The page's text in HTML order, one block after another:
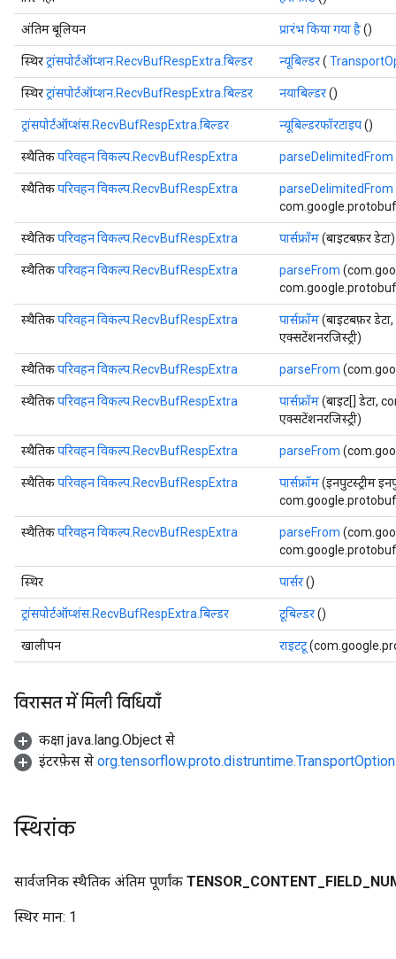
अंतिम बूलियन प्रारंभ किया गया है()
स्थिरट्रांसपोर्टऑप्शन.RecvBufRespExtra.बिल्डर न्यूबिल्डर(
स्थिरट्रांसपोर्टऑप्शन.RecvBufRespExtra.बिल्डर नयाबिल्डर()
ट्रांसपोर्टऑप्शंस.RecvBufRespExtra.बिल्डर न्यूबिल्डरफॉरटाइप()
स्थैतिकपरिवहन विकल्प.RecvBufRespExtra parseDelimitedFrom
स्थैतिकपरिवहन विकल्प.RecvBufRespExtra parseDelimitedFrom
स्थैतिकपरिवहन विकल्प.RecvBufRespExtra पार्सफ्रॉम(बाइटबफ़र डेटा)
स्थैतिकपरिवहन विकल्प.RecvBufRespExtra parseFrom
स्थैतिकपरिवहन विकल्प.RecvBufRespExtra पार्सफ्रॉम(बाइटबफ़र
एक्सटेंशनरजिस्ट्री)
स्थैतिकपरिवहन विकल्प.RecvBufRespExtra parseFrom
स्थैतिकपरिवहन विकल्प.RecvBufRespExtra पार्सफ्रॉम(बाइट[] डेटा,
एक्सटेंशनरजिस्ट्री)
स्थैतिकपरिवहन विकल्प.RecvBufRespExtra parseFrom
स्थैतिकपरिवहन विकल्प.RecvBufRespExtra पार्सफ्रॉम(इनपुटस्ट्रीम
स्थैतिकपरिवहन विकल्प.RecvBufRespExtra parseFrom
स्थिर पार्सर()
ट्रांसपोर्टऑप्शंस.RecvBufRespExtra.बिल्डर टूबिल्डर()
खालीपन राइटटू
विरासत में मिली विधियाँ
कक्षा java.lang.Object से
इंटरफ़ेस से
स्थिरांक
सार्वजनिक स्थैतिक अंतिम पूर्णांक TENSOR CONTENT FIELD
स्थिर मान: 1